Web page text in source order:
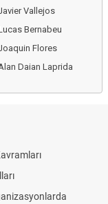
Vallejos
Bernabeu
Flores
Daian Laprida